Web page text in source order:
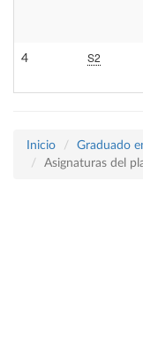
4 S2
Inicio
Graduado
Asignaturas del